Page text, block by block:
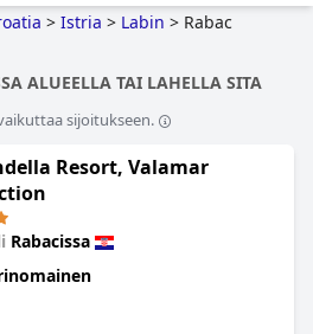
> Istria > Labin > Rabac
ALUEELLA TAI LAHELLA SITA
sijoitukseen.
Resort, Valamar
Rabacissa